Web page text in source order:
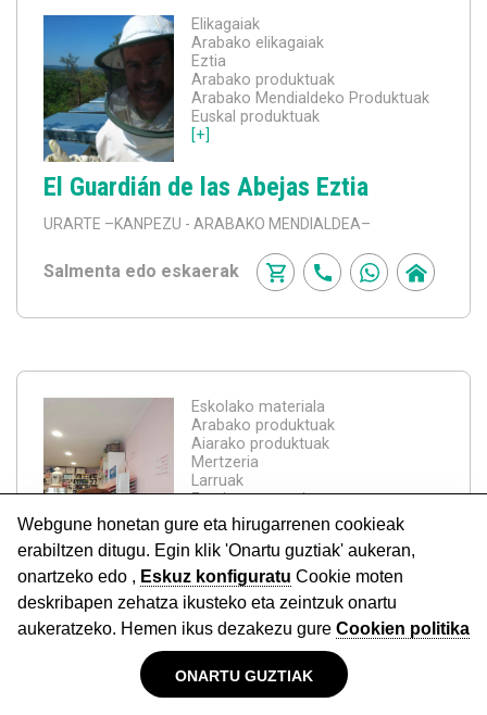
Elikagaiak
Arabako elikagaiak
Eztia
Arabako produktuak
Arabako Mendialdeko Produktuak
Euskal produktuak
[+]
El Guardián de las Abejas Eztia
URARTE –KANPEZU - ARABAKO MENDIALDEA–
Salmenta edo eskaerak
Eskolako materiala
Arabako produktuak
Aiarako produktuak
Mertzeria
Larruak
Emakumeentzako arropa
[+]
Nuria Mertzeria
ARTZINIEGA–AIARA–
Salmenta edo eskaerak